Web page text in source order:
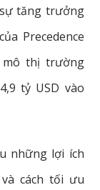
tăng trưởng
Precedence
mô thị trường
tỷ USD vào
những lợi ích
cách tối ưu